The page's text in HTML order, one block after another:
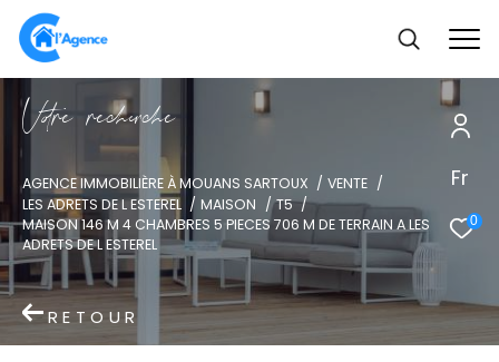
Fr
0
Vore recece
AGENCE IMMOBILIÈRE À MOUANS SARTOUX
VENTE
LES ADRETS DE L ESTEREL
MAISON
T5
MAISON 146 M 4 CHAMBRES 5 PIECES 706 M DE TERRAIN A LES
ADRETS DE L ESTEREL
RETOUR